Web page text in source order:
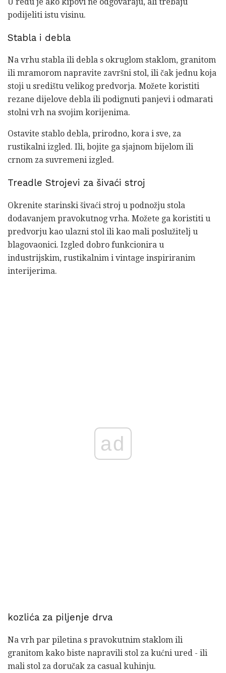
podijeliti istu visinu.
Stabla i debla
Na vrhu stabla ili debla s okruglom staklom, granitom
ili mramorom napravite završni stol, ili čak jednu koja
stoji u središtu velikog predvorja. Možete koristiti
rezane dijelove debla ili podignuti panjevi i odmarati
stolni vrh na svojim korijenima.
Ostavite stablo debla, prirodno, kora i sve, za
rustikalni izgled. Ili, bojite ga sjajnom bijelom ili
crnom za suvremeni izgled.
Treadle Strojevi za šivaći stroj
Okrenite starinski šivaći stroj u podnožju stola
dodavanjem pravokutnog vrha. Možete ga koristiti u
predvorju kao ulazni stol ili kao mali poslužitelj u
blagovaonici. Izgled dobro funkcionira u
industrijskim, rustikalnim i vintage inspiriranim
interijerima.
ad
kozlića za piljenje drva
Na vrh par piletina s pravokutnim staklom ili
granitom kako biste napravili stol za kućni ured - ili
mali stol za doručak za casual kuhinju.